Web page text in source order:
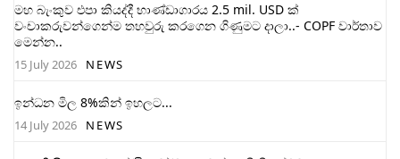
මහ බැංකුව එපා කියද්දී භාණ්ඩාගාරය 2.5 mil. USD ක්
වංචාකරුවන්ගෙන්ම තහවුරු කරගෙන ගිණුමට දාලා..- COPF වාර්තාව
මෙන්න..
15 July 2026 NEWS
ඉන්ධන මිල 8%කින් ඉහලට...
14 July 2026 NEWS